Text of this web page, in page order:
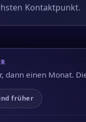
Kontaktpunkt.
dann einen Monat.
früher